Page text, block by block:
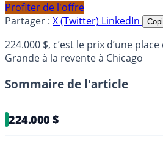
Profiter de l'offre
Partager : X (Twitter) LinkedIn
224.000 $, c’est le prix d’une
Grande à la revente à Chicago
Sommaire de l'article
224.000 $